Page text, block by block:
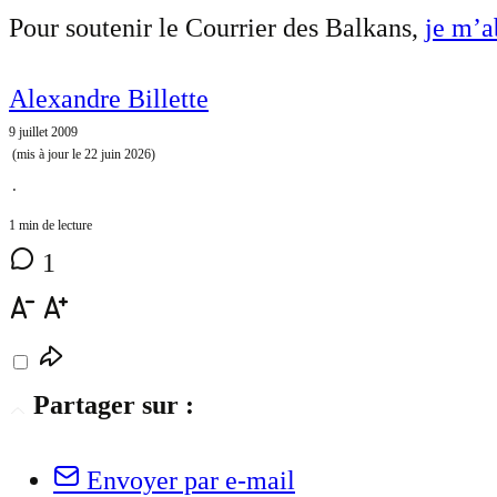
Pour soutenir le Courrier des Balkans, je
Alexandre Billette
9 juillet 2009
(mis à jour le 22 juin 2026)
⋅
1 min de lecture
1
Partager sur :
Envoyer par e-mail